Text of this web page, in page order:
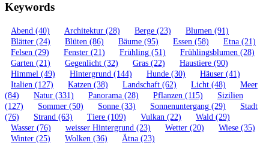
Keywords
Abend (40) Architektur (28) Berge (23) Blumen (91)
Blätter (24) Blüten (86) Bäume (95) Essen (58) Etna (21)
Felsen (29) Fenster (21) Frühling (51) Frühlingsblumen (28)
Garten (21) Gegenlicht (32) Gras (22) Haustiere (90)
Himmel (49) Hintergrund (144) Hunde (30) Häuser (41)
Italien (127) Katzen (38) Landschaft (62) Licht (48)
Meer
(84)
Natur (331) Panorama (28) Pflanzen (115)
Sizilien
(127)
Sommer (50) Sonne (33) Sonnenuntergang (29)
Stadt
(76)
Strand (63) Tiere (109) Vulkan (22) Wald (29)
Wasser (76) weisser Hintergrund (23) Wetter (20) Wiese (35)
Winter (25) Wolken (36) Ätna (23)